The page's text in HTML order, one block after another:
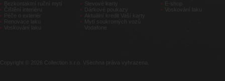
Bezkontaktní ruční mytí
Čištění interiéru
Péče o exteriér
Renovace laku
Voskování laku
Slevové karty
Dárkové poukazy
Aktuální kredit Vaší karty
Mytí soukromých vozů
Vodafone
E-shop
Copyright © 2026 Collection s.r.o. Všechna práva vyhrazena.